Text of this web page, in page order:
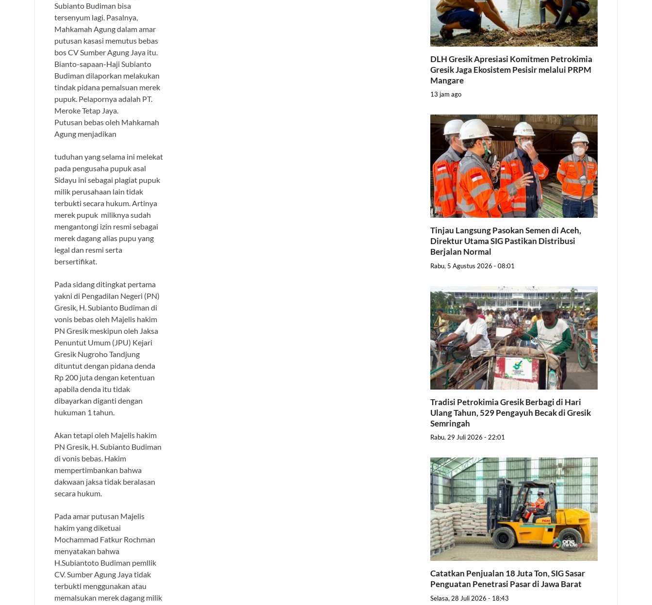
Subianto Budiman bisa
tersenyum lagi. Pasalnya,
Mahkamah Agung dalam amar
putusan kasasi memutus bebas
bos CV Sumber Agung Jaya itu.
Bianto-sapaan-Haji Subianto
Budiman dilaporkan melakukan
tindak pidana pemalsuan merek
pupuk. Pelapornya adalah PT.
Meroke Tetap Jaya.
Putusan bebas oleh Mahkamah
Agung menjadikan
tuduhan yang selama ini melekat
pada pengusaha pupuk asal
Sidayu ini sebagai plagiat pupuk
milik perusahaan lain tidak
terbukti secara hukum. Artinya
merek pupuk miliknya sudah
mengantongi izin resmi sebagai
merek dagang alias pupu yang
legal dan resmi serta
bersertifikat.
Pada sidang ditingkat pertama
yakni di Pengadilan Negeri (PN)
Gresik, H. Subianto Budiman di
vonis bebas oleh Majelis hakim
PN Gresik meskipun oleh Jaksa
Penuntut Umum (JPU) Kejari
Gresik Nugroho Tandjung
dituntut dengan pidana denda
Rp 200 juta dengan ketentuan
apabila denda itu tidak
dibayarkan diganti dengan
hukuman 1 tahun.
Akan tetapi oleh Majelis hakim
PN Gresik, H. Subianto Budiman
di vonis bebas. Hakim
mempertimbankan bahwa
dakwaan jaksa tidak beralasan
secara hukum.
Pada amar putusan Majelis
hakim yang diketuai
Mochammad Fatkur Rochman
menyatakan bahwa
H.Subiantoto Budiman pemllik
CV. Sumber Agung Jaya tidak
terbukti menggunakan atau
memalsukan merek dagang milik
DLH Gresik Apresiasi Komitmen Petrokimia
Gresik Jaga Ekosistem Pesisir melalui PRPM
Mangare
13 jam ago
Tinjau Langsung Pasokan Semen di Aceh,
Direktur Utama SIG Pastikan Distribusi
Berjalan Normal
Rabu, 5 Agustus 2026 - 08:01
Tradisi Petrokimia Gresik Berbagi di Hari
Ulang Tahun, 529 Pengayuh Becak di Gresik
Semringah
Rabu, 29 Juli 2026 - 22:01
Catatkan Penjualan 18 Juta Ton, SIG Sasar
Penguatan Penetrasi Pasar di Jawa Barat
Selasa, 28 Juli 2026 - 18:43